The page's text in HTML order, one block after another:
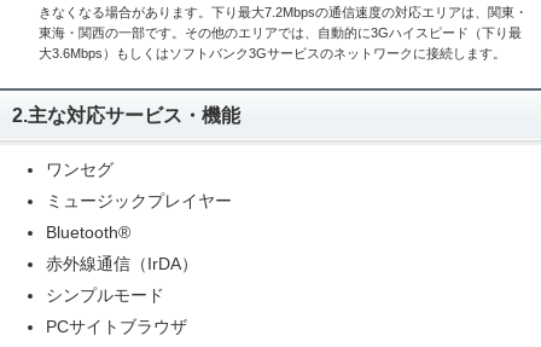
きなくなる場合があります。下り最大7.2Mbpsの通信速度の対応エリアは、関東・
東海・関西の一部です。その他のエリアでは、自動的に3Gハイスピード（下り最
大3.6Mbps）もしくはソフトバンク3Gサービスのネットワークに接続します。
2.主な対応サービス・機能
ワンセグ
ミュージックプレイヤー
Bluetooth®
赤外線通信（IrDA）
シンプルモード
PCサイトブラウザ